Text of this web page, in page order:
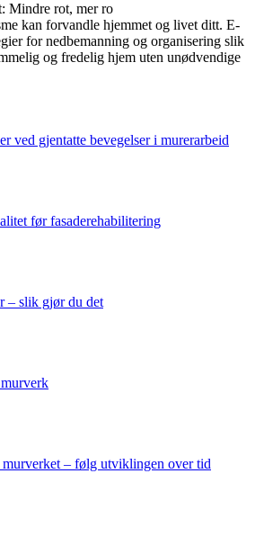
Mindre rot, mer ro
kan forvandle hjemmet og livet ditt. E-
for nedbemanning og organisering slik
og fredelig hjem uten unødvendige
ved gjentatte bevegelser i murerarbeid
før fasaderehabilitering
– slik gjør du det
– følg utviklingen over tid